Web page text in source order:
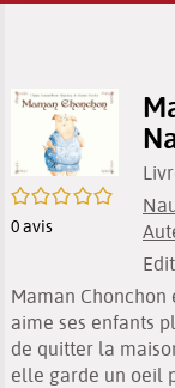
/5
0avis
Maman Chonchon
aime ses enfants
de quitter la
elle garde un oeil